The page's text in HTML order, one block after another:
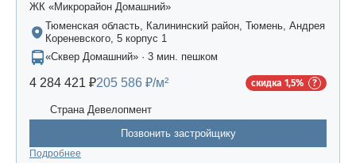
ЖК «Микрорайон Домашний»
Тюменская область, Калининский район, Тюмень, Андрея
Кореневского, 5 корпус 1
«Сквер Домашний» · 3 мин. пешком
4 284 421 ₽205 586 ₽/м² скидка 1,5%
Страна Девелопмент
Позвонить застройщику
Подробнее